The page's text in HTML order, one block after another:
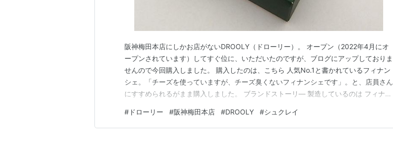
阪神梅田本店にしかお店がないDROOLY（ドローリー）。 オープン（2022年4月にオ
ープンされています）してすぐ位に、いただいたのですが、ブログにアップしておりま
せんので今回購入しました。 購入したのは、こちら 人気No.1と書かれているフィナン
シェ。「チーズを使っていますが、チーズ臭くないフィナンシェです」。と、店員さん
にすすめられるがまま購入しました。 ブランドストーリ― 製造しているのは フィナン
ズ 手提げ袋 開けていきます 割ってみます あたためてみます 通販 Xなどの口コミ ドロ
ーリー関連情報…
# ドローリー #阪神梅田本店 #DROOLY #シュクレイ